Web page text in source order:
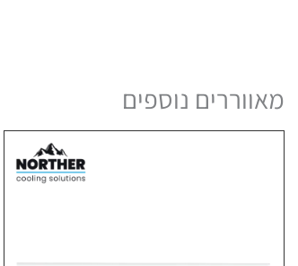
מאווררים נוספים